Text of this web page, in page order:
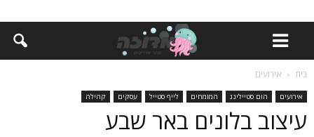
בית אירועים
אירועים הום סטיילינג המומחים לייף סטייל עסקים קהילה
עיצוב בלונים באר שבע